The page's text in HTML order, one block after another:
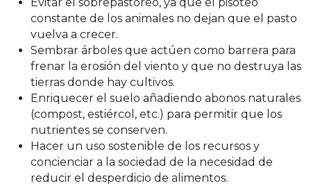
constante de los animales no dejan que el pasto
vuelva a crecer.
Sembrar árboles que actúen como barrera para
frenar la erosión del viento y que no destruya las
tierras donde hay cultivos.
Enriquecer el suelo añadiendo abonos naturales
(compost, estiércol, etc.) para permitir que los
nutrientes se conserven.
Hacer un uso sostenible de los recursos y
concienciar a la sociedad de la necesidad de
reducir el desperdicio de alimentos.